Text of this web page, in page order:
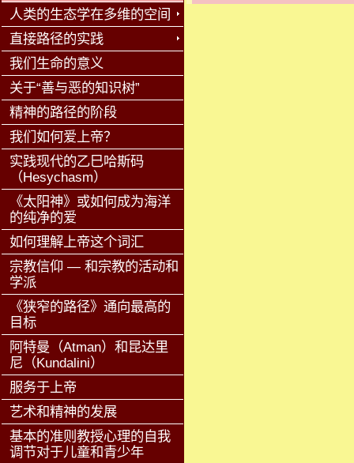
人类的生态学在多维的空间
直接路径的实践
我们生命的意义
关于“善与恶的知识树”
精神的路径的阶段
我们如何爱上帝？
实践现代的乙巳哈斯码
（Hesychasm）
《太阳神》或如何成为海洋
的纯净的爱
如何理解上帝这个词汇
宗教信仰 — 和宗教的活动和
学派
《狭窄的路径》通向最高的
目标
阿特曼（Atman）和昆达里
尼（Kundalini）
服务于上帝
艺术和精神的发展
基本的准则教授心理的自我
调节对于儿童和青少年